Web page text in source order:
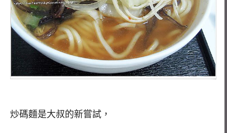
炒碼麵是大叔的新嘗試，